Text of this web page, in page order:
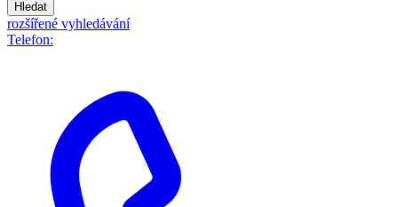
Hledat
rozšířené vyhledávání
Telefon: